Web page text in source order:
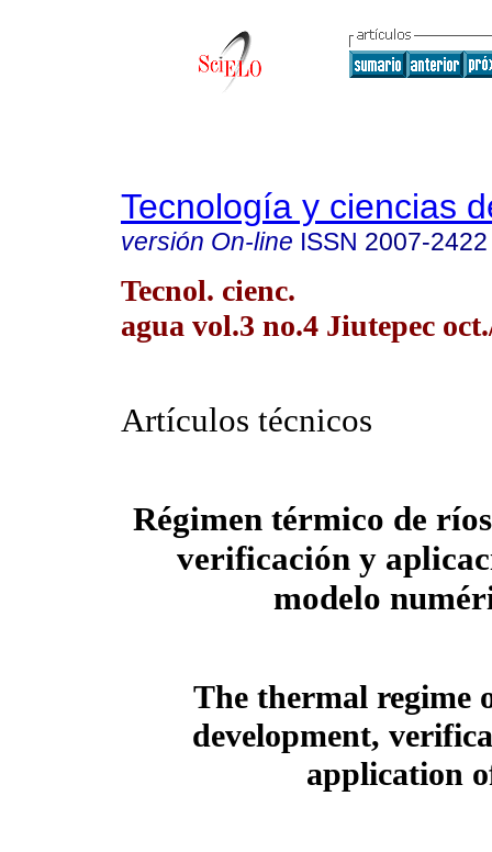
Tecnología y ciencias
versión On-line ISSN 2007-2422
Tecnol. cienc.
agua vol.3 no.4 Jiutepec
Artículos técnicos
Régimen térmico de
verificación y
modelo
The thermal regime
development,
application